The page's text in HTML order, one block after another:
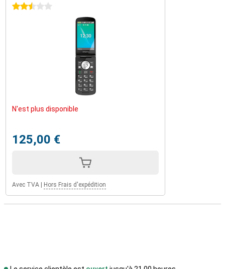
2.5 étoiles
N'est plus disponible
125,00 €
Avec TVA Hors Frais d'expédition